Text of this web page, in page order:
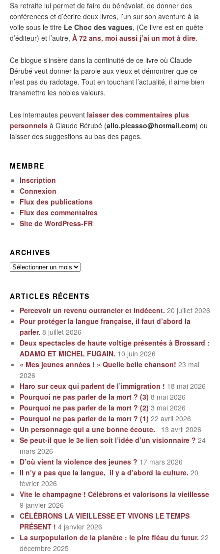
Sa retraite lui permet de faire du bénévolat, de donner des
conférences et d’écrire deux livres, l’un sur son aventure à la
voile sous le titre Le Choc des vagues, (Ce livre est en quête
d’éditeur) et l’autre, À 72 ans, moi aussi j’ai un mot à dire.
Ce blogue s’insère dans la continuité de ce livre où Claude
Bérubé veut donner la parole aux vieux et démontrer que ce
n’est pas du radotage. Tout en touchant l’actualité, il aime bien
transmettre les nobles valeurs.
Les internautes peuvent laisser des commentaires plus
personnels à Claude Bérubé (allo.picasso@hotmail.com) ou
laisser des suggestions au bas des pages.
MEMBRE
Inscription
Connexion
Flux des publications
Flux des commentaires
Site de WordPress-FR
ARCHIVES
Archives
ARTICLES RÉCENTS
Percevoir un revenu outrancier et indécent. 20 juillet 2026
Pour protéger la langue française, il faut d’abord la
parler. 8 juillet 2026
Deux spectacles de haute voltige présentés à Brossard :
ADAMO ET MICHEL FUGAIN. 10 juin 2026
« Mes jeunes années ! » Quelle belle chanson! 23 mai
2026
Haro sur ceux qui parlent de l’immigration ! 18 mai 2026
Pourquoi ne pas parler de la mort ? (3) 8 mai 2026
Pourquoi ne pas parler de la mort ? (2) 3 mai 2026
Pourquoi ne pas parler de la mort ? (1) 22 avril 2026
Un personnage qui a une bonne écoute.
13 avril 2026
Se peut-il que le 3e lien soit l’idée d’un visionnaire ? 24
mars 2026
D’où vient la violence des jeunes ? 17 mars 2026
Il n’y a pas que la langue, il y a d’abord la culture. 20
février 2026
Vite le champagne ! Célébrons et valorisons la vieillesse
9 janvier 2026
CÉLÉBRONS LA VIEILLESSE ET VIVONS LE TEMPS
PRÉSENT ! 4 janvier 2026
La surpopulation de la planète : le pire fléau du futur. 22
décembre 2025